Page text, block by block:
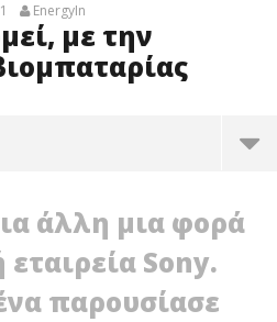
EnergyIn
με την
άλλη μια φορά
Sony.
παρουσίασε